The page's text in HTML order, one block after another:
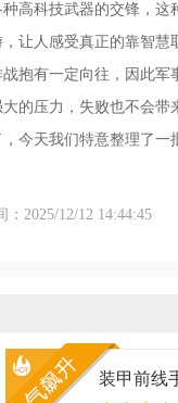
高科技武器的交锋，
让人感受真正的靠智
抱有一定向往，因此军
的压力，失败也不会
今天我们特意整理了
：2025/12/12 14:44:45